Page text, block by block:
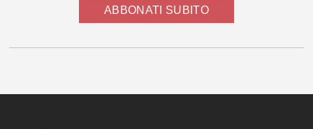
ABBONATI SUBITO